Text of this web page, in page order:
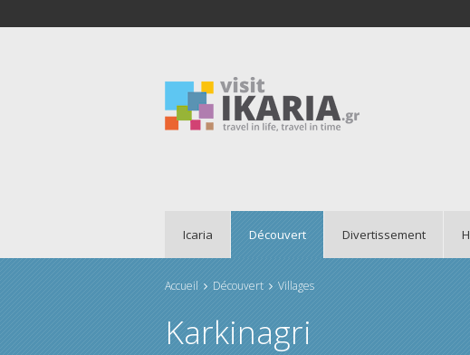
Icaria Découvert Divertissement
Accueil Découvert Villages
Karkinagri